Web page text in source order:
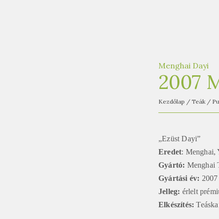
Menghai Dayi
2007
Kezdőlap / Teák /
„Ezüst Dayi”
Eredet: Menghai,
Gyártó: Menghai
Gyártási év: 2007
Jelleg: érlelt
Elkészítés: